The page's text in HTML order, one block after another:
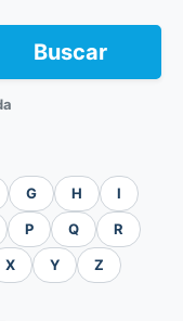
Buscar
G H I
P Q R
X Y Z